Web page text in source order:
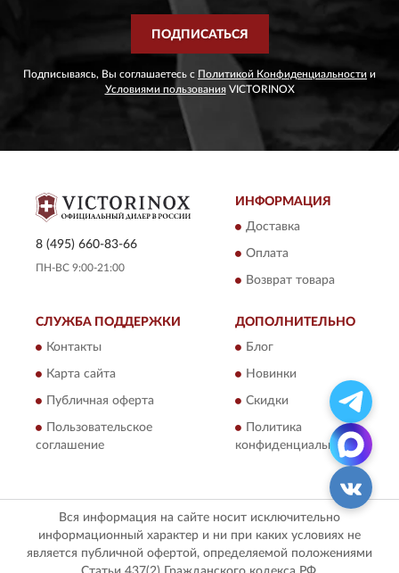
ПОДПИСАТЬСЯ
Подписываясь, Вы соглашаетесь с Политикой Конфиденциальности и
Условиями пользованияVICTORINOX
8 (495) 660-83-66
ПН-ВС 9:00-21:00
ИНФОРМАЦИЯ
Доставка
Оплата
Возврат товара
СЛУЖБА ПОДДЕРЖКИ
Контакты
Карта сайта
Публичная оферта
Пользовательское
соглашение
ДОПОЛНИТЕЛЬНО
Блог
Новинки
Скидки
Политика
конфиденциальности
Вся информация на сайте носит исключительно
информационный характер и ни при каких условиях не
является публичной офертой, определяемой положениями